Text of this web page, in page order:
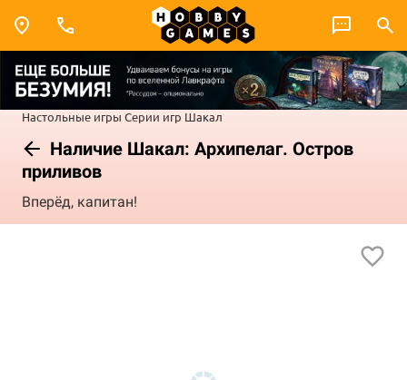
Настольные игры Серии игр Шакал
Наличие Шакал: Архипелаг. Остров
приливов
Вперёд, капитан!